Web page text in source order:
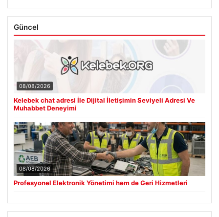
Güncel
08/08/2026
Kelebek chat adresi İle Dijital İletişimin Seviyeli Adresi Ve
Muhabbet Deneyimi
08/08/2026
Profesyonel Elektronik Yönetimi hem de Geri Hizmetleri